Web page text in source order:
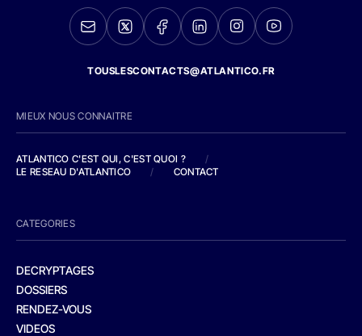
TOUSLESCONTACTS@ATLANTICO.FR
MIEUX NOUS CONNAITRE
ATLANTICO C'EST QUI, C'EST QUOI ?
/
LE RESEAU D'ATLANTICO
/ CONTACT
CATEGORIES
DECRYPTAGES
DOSSIERS
RENDEZ-VOUS
VIDEOS